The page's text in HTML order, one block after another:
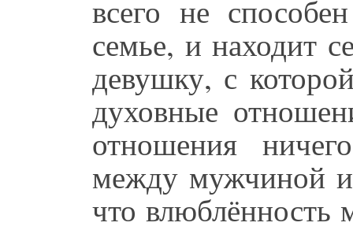
всего не
семье, и находит
девушку, с
духовные
отношения
между мужчиной
что